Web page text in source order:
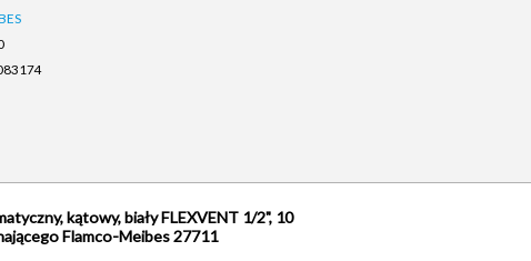
kątowy, biały FLEXVENT 1/2", 10
Flamco-Meibes 27711